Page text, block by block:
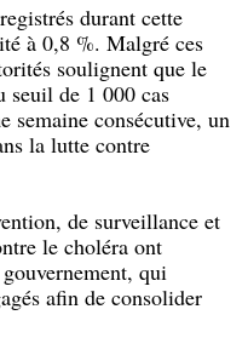
durant cette
à 0,8 %. Malgré ces
soulignent que le
seuil de 1 000 cas
semaine consécutive, un
la lutte contre
de surveillance et
le choléra ont
qui
afin de consolider